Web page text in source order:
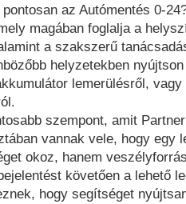
az Autómentés 0-
magában foglalja a
a szakszerű
helyzetekben
lemerülésről,
szempont, amit
vannak vele, hogy egy
okoz, hanem
követően a lehető
hogy segítséget